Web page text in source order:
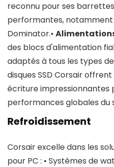
reconnu pour ses
performantes, notamment
Dominator.•
des blocs d'alimentation
adaptés à tous les types
disques SSD Corsair
écriture impressionnantes
performances globales du
Refroidissement
Corsair excelle dans les
pour PC : • Systèmes de